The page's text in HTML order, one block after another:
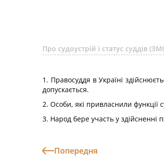
Про судоустрій і статус суддів
1. Правосуддя в Україні
допускається.
2. Особи, які привласнили функції
3. Народ бере участь у здійсненні
Попередня